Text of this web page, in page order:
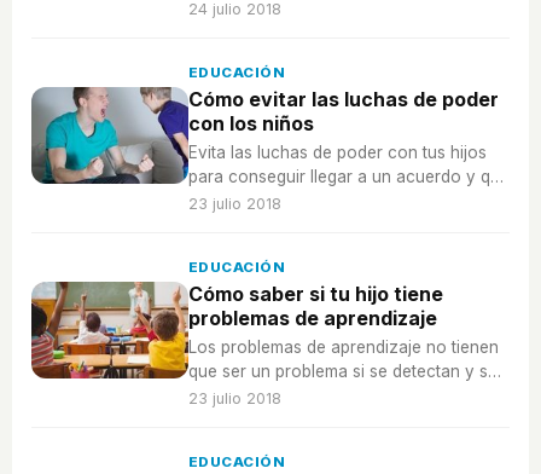
¿en qué consiste? Descubre qué es y
24 julio 2018
EDUCACIÓN
Cómo evitar las luchas de poder
con los niños
Evita las luchas de poder con tus hijos
para conseguir llegar a un acuerdo y que
no haya más peleas.
23 julio 2018
EDUCACIÓN
Cómo saber si tu hijo tiene
problemas de aprendizaje
Los problemas de aprendizaje no tienen
que ser un problema si se detectan y se
tratan a tiempo, ¿piensas que tu hijo
23 julio 2018
EDUCACIÓN